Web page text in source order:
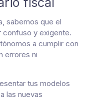
sabemos que el
confuso y exigente.
a cumplir con
errores ni
tus modelos
las nuevas